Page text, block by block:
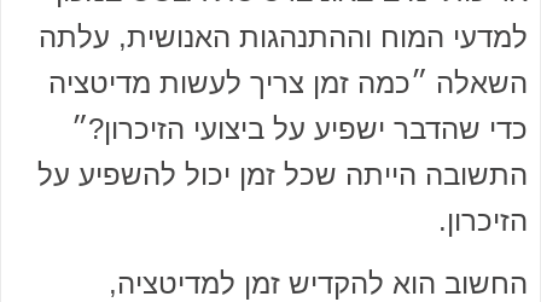
למדעי המוח וההתנהגות האנושית, עלתה
השאלה ״כמה זמן צריך לעשות מדיטציה
כדי שהדבר ישפיע על ביצועי הזיכרון?״
התשובה הייתה שכל זמן יכול להשפיע על
הזיכרון.
החשוב הוא להקדיש זמן למדיטציה,